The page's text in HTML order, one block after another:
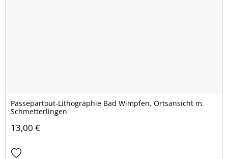
Passepartout-Lithographie Bad Wimpfen, Ortsansicht m.
Schmetterlingen
13,00 €